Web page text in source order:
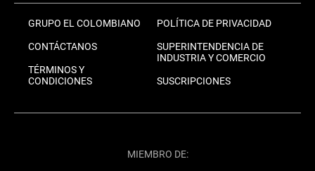
GRUPO EL COLOMBIANO
CONTÁCTANOS
TÉRMINOS Y
CONDICIONES
POLÍTICA DE PRIVACIDAD
SUPERINTENDENCIA DE
INDUSTRIA Y COMERCIO
SUSCRIPCIONES
MIEMBRO DE: